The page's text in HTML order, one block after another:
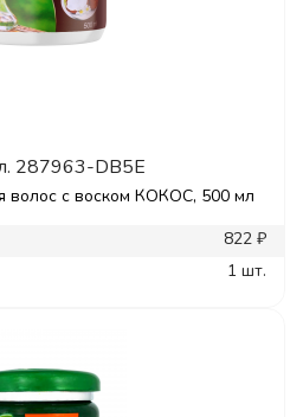
287963-DB5E
волос с воском КОКОС, 500 мл
822 ₽
1 шт.